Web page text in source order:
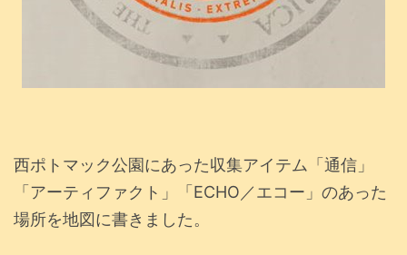
西ポトマック公園にあった収集アイテム「通信」
「アーティファクト」「ECHO／エコー」のあった
場所を地図に書きました。